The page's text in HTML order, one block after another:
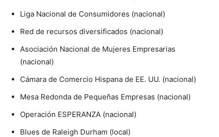
Liga Nacional de Consumidores (nacional)
Red de recursos diversificados (nacional)
Asociación Nacional de Mujeres Empresarias
(nacional)
Cámara de Comercio Hispana de EE. UU. (nacional)
Mesa Redonda de Pequeñas Empresas (nacional)
Operación ESPERANZA (nacional)
Blues de Raleigh Durham (local)